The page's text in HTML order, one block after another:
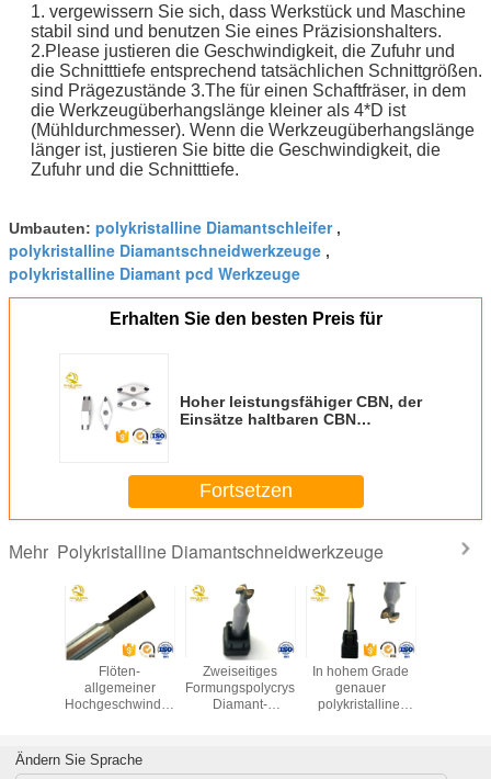
1. vergewissern Sie sich, dass Werkstück und Maschine
stabil sind und benutzen Sie eines Präzisionshalters.
2.Please justieren die Geschwindigkeit, die Zufuhr und
die Schnitttiefe entsprechend tatsächlichen Schnittgrößen.
sind Prägezustände 3.The für einen Schaftfräser, in dem
die Werkzeugüberhangslänge kleiner als 4*D ist
(Mühldurchmesser). Wenn die Werkzeugüberhangslänge
länger ist, justieren Sie bitte die Geschwindigkeit, die
Zufuhr und die Schnitttiefe.
Umbauten: polykristalline Diamantschleifer,
polykristalline Diamantschneidwerkzeuge ,
polykristalline Diamant pcd Werkzeuge
Erhalten Sie den besten Preis für
Hoher leistungsfähiger CBN, der
Einsätze haltbaren CBN
Fortsetzen
Mehr Polykristalline Diamantschneidwerkzeuge
Flöten-
allgemeiner
Hochgeschwindigkeitsausschnitt
hohe Präzisions-
Gewohnheits-2
Zweiseitiges
Formungspolycrystaline-
Diamant-
In hohem Grade
genauer
polykristalliner
Ändern Sie Sprache